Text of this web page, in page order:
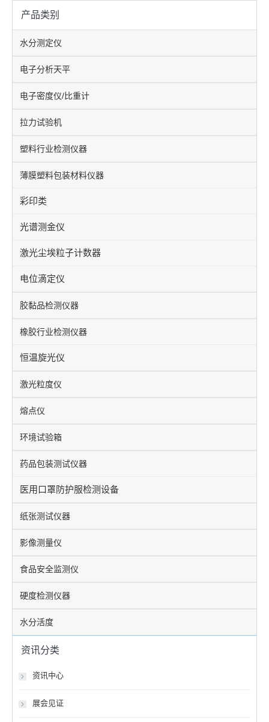
产品类别
水分测定仪
电子分析天平
电子密度仪/比重计
拉力试验机
塑料行业检测仪器
薄膜塑料包装材料仪器
彩印类
光谱测金仪
激光尘埃粒子计数器
电位滴定仪
胶黏品检测仪器
橡胶行业检测仪器
恒温旋光仪
激光粒度仪
熔点仪
环境试验箱
药品包装测试仪器
医用口罩防护服检测设备
纸张测试仪器
影像测量仪
食品安全监测仪
硬度检测仪器
水分活度
资讯分类
资讯中心
展会见证